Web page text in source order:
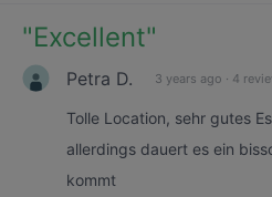
"Excellent"
Petra D. 3 years ago · 4
Tolle Location, sehr gutes
allerdings dauert es ein
kommt